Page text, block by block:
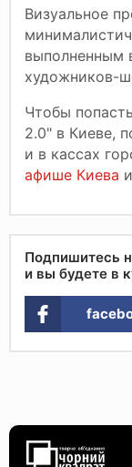
Визуальное
выполненным
художников-
Чтобы
2.0" в Киеве,
и в кассах
афише Киева
Подпишитесь
и вы будете в